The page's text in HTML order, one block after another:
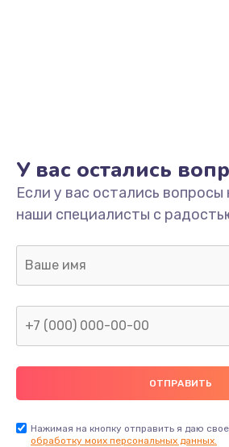
Замена/Pемонт
1300 руб.
Заказать
Ремонт капиллярной
400 руб.
Заказать
У вас остались
Если у вас остались
наши специалисты с
Нажимая на кнопку отправить я даю свое
обработку моих персональных данных.